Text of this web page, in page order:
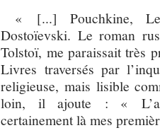
« [...] Pouchkine,
Dostoïevski. Le roman
Tolstoï, me paraissait très
Livres traversés par
religieuse, mais lisible
loin, il ajoute : «
certainement là mes